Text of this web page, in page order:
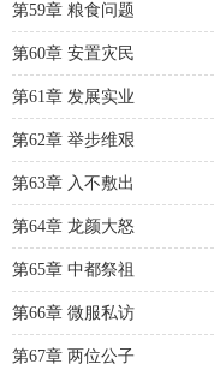
第59章 粮食问题
第60章 安置灾民
第61章 发展实业
第62章 举步维艰
第63章 入不敷出
第64章 龙颜大怒
第65章 中都祭祖
第66章 微服私访
第67章 两位公子